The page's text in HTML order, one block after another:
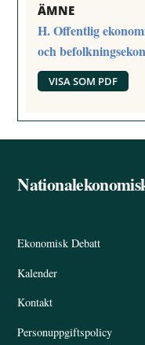
ÄMNE
H. Offentlig
och
VISA SOM PDF
Ekonomisk Debatt
Kalender
Kontakt
Personuppgiftspolicy